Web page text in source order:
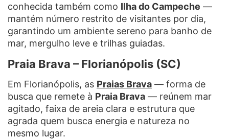
conhecida também como Ilha do Campeche —
mantém número restrito de visitantes por dia,
garantindo um ambiente sereno para banho de
mar, mergulho leve e trilhas guiadas.
Praia Brava – Florianópolis (SC)
Em Florianópolis, as Praias Brava — forma de
busca que remete à Praia Brava — reúnem mar
agitado, faixa de areia clara e estrutura que
agrada quem busca energia e natureza no
mesmo lugar.